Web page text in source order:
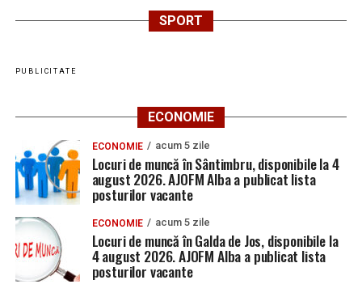
SPORT
PUBLICITATE
ECONOMIE
ECONOMIE acum 5 zile
Locuri de muncă în Sântimbru, disponibile la 4
august 2026. AJOFM Alba a publicat lista
posturilor vacante
ECONOMIE acum 5 zile
Locuri de muncă în Galda de Jos, disponibile la
4 august 2026. AJOFM Alba a publicat lista
posturilor vacante